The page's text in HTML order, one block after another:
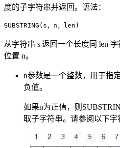
度的子字符串并返回。语法：
SUBSTRING(s，n，len)
从字符串 s 返回一个长度同 len
位置 n。
n参数是一个整数，用于指
负值。
如果n为正值，则
取子字符串。请参阅以下字